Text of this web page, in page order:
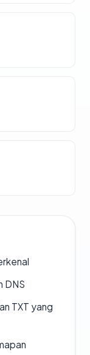
DNS
TXT yang